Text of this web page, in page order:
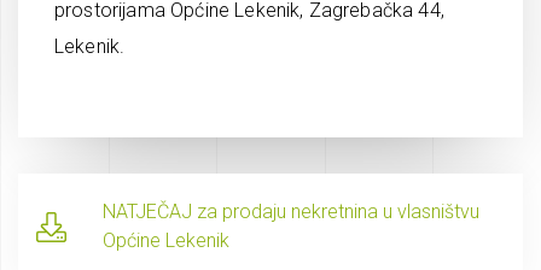
prostorijama Općine Lekenik, Zagrebačka 44,
Lekenik.
NATJEČAJ za prodaju nekretnina u vlasništvu
Općine Lekenik